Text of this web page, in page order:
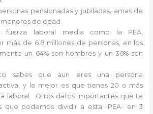
pensionadas y jubiladas, amas de
menores de edad.
fuerza laboral media como la PEA,
más de 6.8 millones de personas, en los
un 64% son hombres y un 36% son
sabes que aun eres una persona
y lo mejor es que tienes 20 o más
laboral. Otros datos importantes que te
que podemos dividir a esta -PEA- en 3